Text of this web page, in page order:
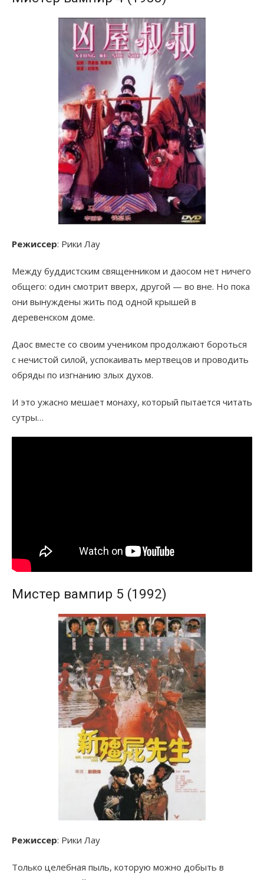
Режиссер: Рики Лау
Между буддистским священником и даосом нет ничего
общего: один смотрит вверх, другой — во вне. Но пока
они вынуждены жить под одной крышей в
деревенском доме.
Даос вместе со своим учеником продолжают бороться
с нечистой силой, успокаивать мертвецов и проводить
обряды по изгнанию злых духов.
И это ужасно мешает монаху, который пытается читать
сутры…
Мистер вампир 5 (1992)
Режиссер: Рики Лау
Только целебная пыль, которую можно добыть в